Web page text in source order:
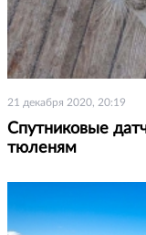
21 декабря 2020, 20:19
Спутниковые
тюленям